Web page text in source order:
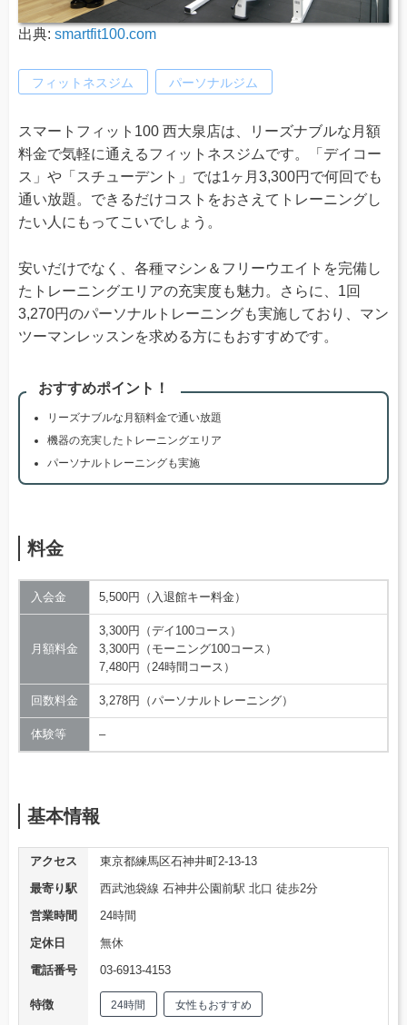
出典: smartfit100.com
フィットネスジム パーソナルジム
スマートフィット100 西大泉店は、リーズナブルな月額
料金で気軽に通えるフィットネスジムです。「デイコー
ス」や「スチューデント」では1ヶ月3,300円で何回でも
通い放題。できるだけコストをおさえてトレーニングし
たい人にもってこいでしょう。
安いだけでなく、各種マシン＆フリーウエイトを完備し
たトレーニングエリアの充実度も魅力。さらに、1回
3,270円のパーソナルトレーニングも実施しており、マン
ツーマンレッスンを求める方にもおすすめです。
おすすめポイント！
リーズナブルな月額料金で通い放題
機器の充実したトレーニングエリア
パーソナルトレーニングも実施
料金
入会金 5,500円（入退館キー料金）
月額料金
3,300円（デイ100コース）
3,300円（モーニング100コース）
7,480円（24時間コース）
回数料金 3,278円（パーソナルトレーニング）
体験等 –
基本情報
アクセス
東京都練馬区石神井町2-13-13
最寄り駅
西武池袋線 石神井公園前駅 北口 徒歩2分
営業時間
24時間
定休日
無休
電話番号
03-6913-4153
特徴 24時間 女性もおすすめ